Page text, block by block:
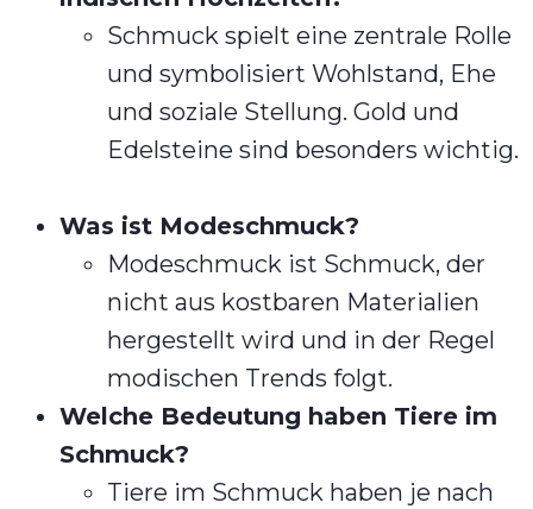
Schmuck spielt eine zentrale Rolle
und symbolisiert Wohlstand, Ehe
und soziale Stellung. Gold und
Edelsteine sind besonders wichtig.
Was ist Modeschmuck?
Modeschmuck ist Schmuck, der
nicht aus kostbaren Materialien
hergestellt wird und in der Regel
modischen Trends folgt.
Welche Bedeutung haben Tiere im
Schmuck?
Tiere im Schmuck haben je nach